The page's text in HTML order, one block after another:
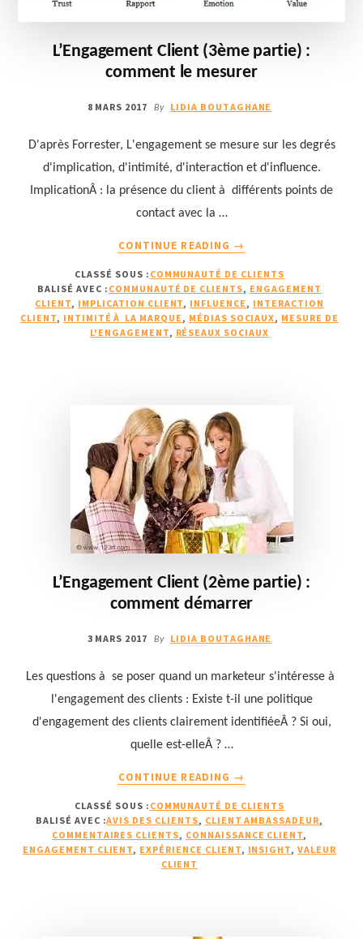
L’Engagement Client (3ème partie) :
comment le mesurer
8 MARS 2017 By LIDIA BOUTAGHANE
D'après Forrester, L'engagement se mesure sur les degrés
d'implication, d'intimité, d'interaction et d'influence.
ImplicationÂ : la présence du client à différents points de
contact avec la …
CONTINUE READING
CLIENT
(3ÈME
PARTIE)
:
→
CLASSÉ SOUS : COMMUNAUTÉ DE CLIENTS
BALISÉ AVEC : COMMUNAUTÉ DE CLIENTS, ENGAGEMENT
CLIENT, IMPLICATION CLIENT, INFLUENCE , INTERACTION
CLIENT, INTIMITÉ À LA MARQUE , MÉDIAS SOCIAUX, MESURE DE
L'ENGAGEMENT, RÉSEAUX SOCIAUX
L’Engagement Client (2ème partie) :
comment démarrer
3 MARS 2017 By LIDIA BOUTAGHANE
Les questions à se poser quand un marketeur s'intéresse à
l'engagement des clients : Existe t-il une politique
d'engagement des clients clairement identifiéeÂ ? Si oui,
quelle est-elleÂ ? …
CONTINUE READING
CLIENT
(2ÈME
PARTIE)
→
CLASSÉ SOUS : COMMUNAUTÉ DE CLIENTS
BALISÉ AVEC :AVIS DES CLIENTS, CLIENT AMBASSADEUR,
COMMENTAIRES CLIENTS, CONNAISSANCE CLIENT,
ENGAGEMENT CLIENT, EXPÉRIENCE CLIENT, INSIGHT,VALEUR
CLIENT